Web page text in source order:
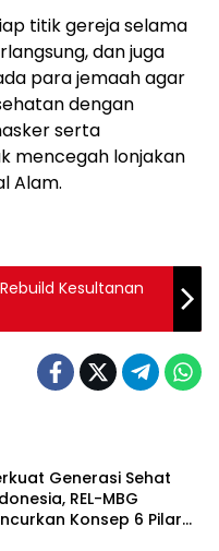
titik gereja selama
dan juga
para jemaah agar
dengan
serta
mencegah lonjakan
Alam.
Kesultanan
Generasi Sehat
REL-MBG
Konsep 6 Pilar